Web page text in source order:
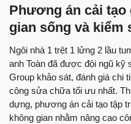
Phương án cải
gian sống và kiểm
Ngôi nhà 1 trệt 1 lửng 2 lầu
anh Toàn đã được đội ngũ kỹ
Group khảo sát, đánh giá chi
công sửa chữa tối ưu nhất.
dựng, phương án cải tạo tập
không gian nhằm nâng cao